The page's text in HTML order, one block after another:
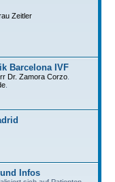
Zeitler
Barcelona IVF
Dr. Zamora Corzo
Infos